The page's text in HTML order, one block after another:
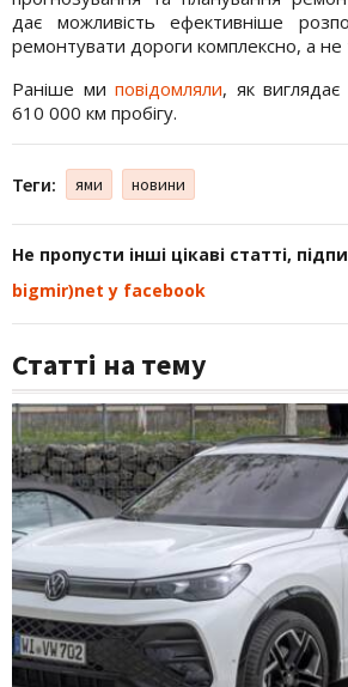
дає можливість ефективніше
ремонтувати дороги комплексно, а не
Раніше миповідомляли, як виглядає
610 000 км пробігу.
Теги: ями новини
Не пропусти інші цікаві статті,
bigmir)net у facebook
Статті на тему